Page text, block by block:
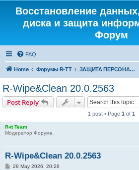
Восстановление
диска и защита
Форум
FAQ
Home Форумы R-TT ЗАЩИТА ПЕРСОНАЛЬНЫХ ДАННЫХ И БЕЗОПАСНОСТЬ
R-Wipe&Clean 20.0.2563
Post Reply
1 post • Page 1 of 1
R-tt Team
Модератор Форума
R-Wipe&Clean 20.0.2563
P28 May 2026, 20:26